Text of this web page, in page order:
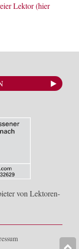
Lektor (hier
von Lektoren-